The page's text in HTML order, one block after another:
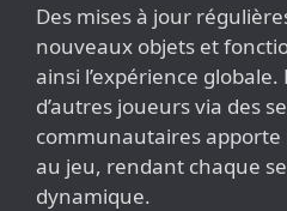
Des mises à jour
nouveaux objets et
ainsi l’expérience globale.
d’autres joueurs via des
communautaires apporte
au jeu, rendant chaque
dynamique.